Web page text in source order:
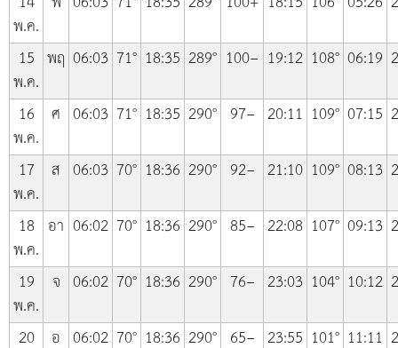
พ.ค.
15
พ.ค.
พฤ 06:03 71° 18:35 289° 100− 19:12 108° 06:19
16
พ.ค.
ศ 06:03 71° 18:35 290° 97− 20:11 109° 07:15
17
พ.ค.
ส 06:03 70° 18:36 290° 92− 21:10 109° 08:13
18
พ.ค.
อา 06:02 70° 18:36 290° 85− 22:08 107° 09:13
19
พ.ค.
จ 06:02 70° 18:36 290° 76− 23:03 104° 10:12
20 อ 06:02 70° 18:36 290° 65− 23:55 101° 11:11